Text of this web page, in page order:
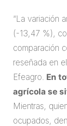
“La variación
(-13,47 %),
comparación
reseñada en
Efeagro. En
agrícola se
Mientras,
ocupados,